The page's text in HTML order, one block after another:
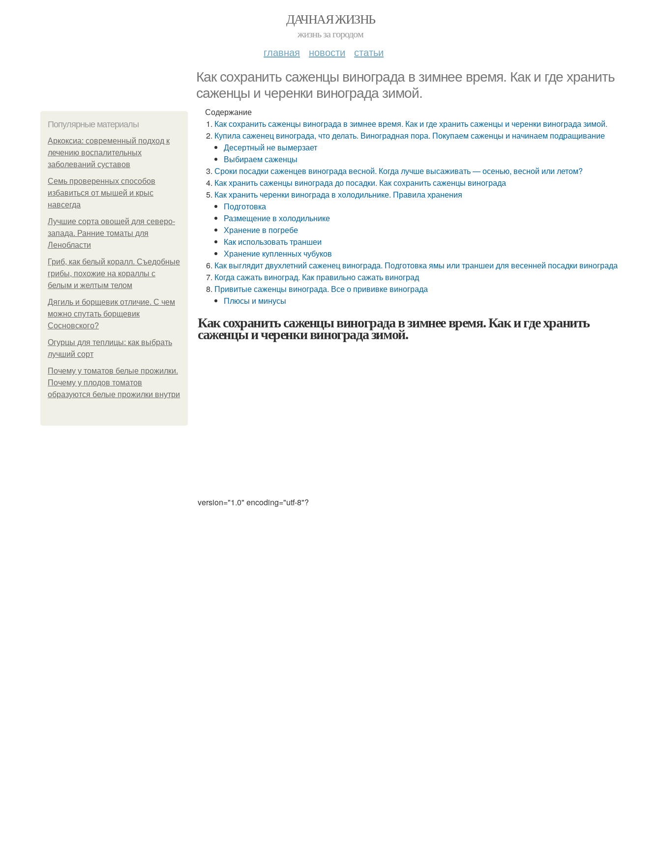
ДАЧНАЯ ЖИЗНЬ
жизнь за городом
главная новости статьи
Как сохранить саженцы винограда в зимнее время. Как и где хранить
саженцы и черенки винограда зимой.
Популярные материалы
Аркоксиа: современный подход к
лечению воспалительных
заболеваний суставов
Семь проверенных способов
избавиться от мышей и крыс
навсегда
Лучшие сорта овощей для северо-
запада. Ранние томаты для
Ленобласти
Гриб, как белый коралл. Съедобные
грибы, похожие на кораллы с
белым и желтым телом
Дягиль и борщевик отличие. С чем
можно спутать борщевик
Сосновского?
Огурцы для теплицы: как выбрать
лучший сорт
Почему у томатов белые прожилки.
Почему у плодов томатов
образуются белые прожилки внутри
Содержание
Как сохранить саженцы винограда в зимнее время. Как и где хранить саженцы и черенки винограда зимой.
Купила саженец винограда, что делать. Виноградная пора. Покупаем саженцы и начинаем подращивание
Десертный не вымерзает
Выбираем саженцы
Сроки посадки саженцев винограда весной. Когда лучше высаживать — осенью, весной или летом?
Как хранить саженцы винограда до посадки. Как сохранить саженцы винограда
Как хранить черенки винограда в холодильнике. Правила хранения
Подготовка
Размещение в холодильнике
Хранение в погребе
Как использовать траншеи
Хранение купленных чубуков
Как выглядит двухлетний саженец винограда. Подготовка ямы или траншеи для весенней посадки винограда
Когда сажать виноград. Как правильно сажать виноград
Привитые саженцы винограда. Все о прививке винограда
Плюсы и минусы
Как сохранить саженцы винограда в зимнее время. Как и где хранить
саженцы и черенки винограда зимой.
version="1.0" encoding="utf-8"?